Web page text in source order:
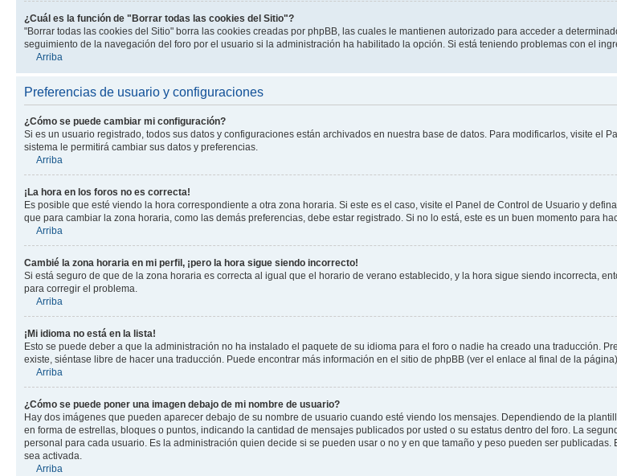
¿Cuál es la función de "Borrar todas las cookies del Sitio"?
"Borrar todas las cookies del Sitio" borra las cookies creadas por phpBB, las cuales le mantienen autorizado para acceder a
seguimiento de la navegación del foro por el usuario si la administración ha habilitado la opción. Si está teniendo problemas con el
Arriba
Preferencias de usuario y configuraciones
¿Cómo se puede cambiar mi configuración?
Si es un usuario registrado, todos sus datos y configuraciones están archivados en nuestra base de datos. Para modificarlos, visite el
sistema le permitirá cambiar sus datos y preferencias.
Arriba
¡La hora en los foros no es correcta!
Es posible que esté viendo la hora correspondiente a otra zona horaria. Si este es el caso, visite el Panel de Control de Usuario y
que para cambiar la zona horaria, como las demás preferencias, debe estar registrado. Si no lo está, este es un buen momento para
Arriba
Cambié la zona horaria en mi perfil, ¡pero la hora sigue siendo incorrecto!
Si está seguro de que de la zona horaria es correcta al igual que el horario de verano establecido, y la hora sigue siendo incorrecta,
para corregir el problema.
Arriba
¡Mi idioma no está en la lista!
Esto se puede deber a que la administración no ha instalado el paquete de su idioma para el foro o nadie ha creado una traducción.
existe, siéntase libre de hacer una traducción. Puede encontrar más información en el sitio de phpBB (ver el enlace al final de la página).
Arriba
¿Cómo se puede poner una imagen debajo de mi nombre de usuario?
Hay dos imágenes que pueden aparecer debajo de su nombre de usuario cuando esté viendo los mensajes. Dependiendo de la
en forma de estrellas, bloques o puntos, indicando la cantidad de mensajes publicados por usted o su estatus dentro del foro. La
personal para cada usuario. Es la administración quien decide si se pueden usar o no y en que tamaño y peso pueden ser
sea activada.
Arriba